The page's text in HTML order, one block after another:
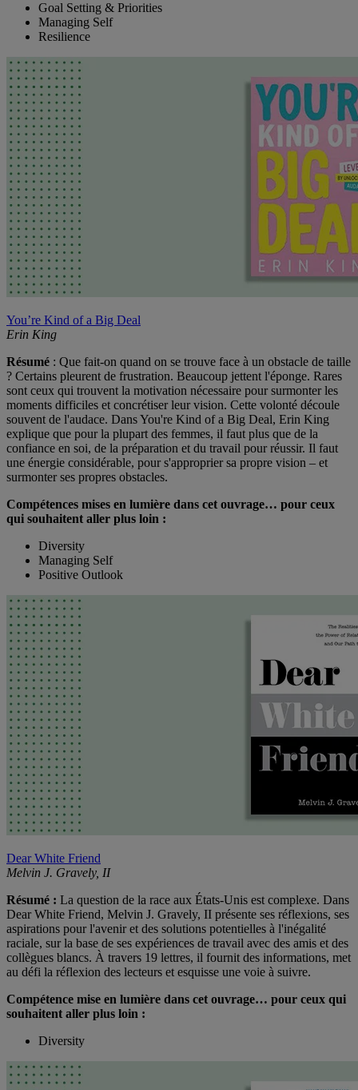
Goal Setting & Priorities
Managing Self
Resilience
You’re Kind of a Big Deal
Erin King
Résumé : Que fait-on quand on se trouve face à un obstacle de taille
? Certains pleurent de frustration. Beaucoup jettent l'éponge. Rares
sont ceux qui trouvent la motivation nécessaire pour surmonter les
moments difficiles et concrétiser leur vision. Cette volonté découle
souvent de l'audace. Dans You're Kind of a Big Deal, Erin King
explique que pour la plupart des femmes, il faut plus que de la
confiance en soi, de la préparation et du travail pour réussir. Il faut
une énergie considérable, pour s'approprier sa propre vision – et
surmonter ses propres obstacles.
Compétences mises en lumière dans cet ouvrage… pour ceux
qui souhaitent aller plus loin :
Diversity
Managing Self
Positive Outlook
Dear White Friend
Melvin J. Gravely, II
Résumé : La question de la race aux États-Unis est complexe. Dans
Dear White Friend, Melvin J. Gravely, II présente ses réflexions, ses
aspirations pour l'avenir et des solutions potentielles à l'inégalité
raciale, sur la base de ses expériences de travail avec des amis et des
collègues blancs. À travers 19 lettres, il fournit des informations, met
au défi la réflexion des lecteurs et esquisse une voie à suivre.
Compétence mise en lumière dans cet ouvrage… pour ceux qui
souhaitent aller plus loin :
Diversity